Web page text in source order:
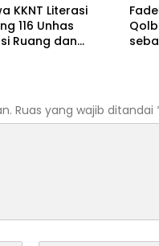
KKNT Literasi
116 Unhas
Ruang dan
Ruas yang wajib ditandai